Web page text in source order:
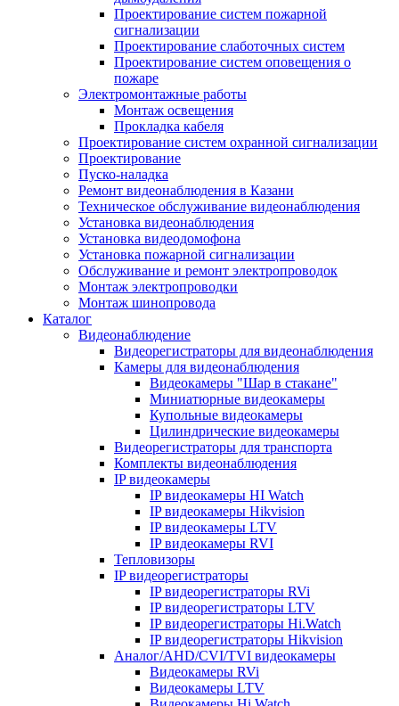
Проектирование систем пожарной
сигнализации
Проектирование слаботочных систем
Проектирование систем оповещения о
пожаре
Электромонтажные работы
Монтаж освещения
Прокладка кабеля
Проектирование систем охранной сигнализации
Проектирование
Пуско-наладка
Ремонт видеонаблюдения в Казани
Техническое обслуживание видеонаблюдения
Установка видеонаблюдения
Установка видеодомофона
Установка пожарной сигнализации
Обслуживание и ремонт электропроводок
Монтаж электропроводки
Монтаж шинопровода
Каталог
Видеонаблюдение
Видеорегистраторы для видеонаблюдения
Камеры для видеонаблюдения
Видеокамеры "Шар в стакане"
Миниатюрные видеокамеры
Купольные видеокамеры
Цилиндрические видеокамеры
Видеорегистраторы для транспорта
Комплекты видеонаблюдения
IP видеокамеры
IP видеокамеры HI Watch
IP видеокамеры Hikvision
IP видеокамеры LTV
IP видеокамеры RVI
Тепловизоры
IP видеорегистраторы
IP видеорегистраторы RVi
IP видеорегистраторы LTV
IP видеорегистраторы Hi.Watch
IP видеорегистраторы Hikvision
Аналог/AHD/CVI/TVI видеокамеры
Видеокамеры RVi
Видеокамеры LTV